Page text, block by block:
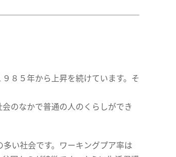
８５年から上昇を続けています。そ
のなかで普通の人のくらしができ
い社会です。ワーキングプア率は